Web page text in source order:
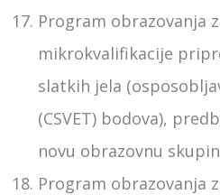
Program obrazovanja
mikrokvalifikacije
slatkih jela
(CSVET) bodova),
novu obrazovnu
Program obrazovanja